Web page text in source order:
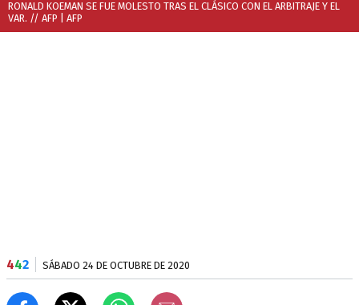
RONALD KOEMAN SE FUE MOLESTO TRAS EL CLÁSICO CON EL ARBITRAJE Y EL
VAR. // AFP | AFP
442 SÁBADO 24 DE OCTUBRE DE 2020